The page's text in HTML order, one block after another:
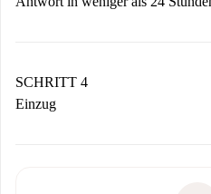
stellen den Kontakt her.
Wenn der Vermieter
SCHRITT 4
Einzug